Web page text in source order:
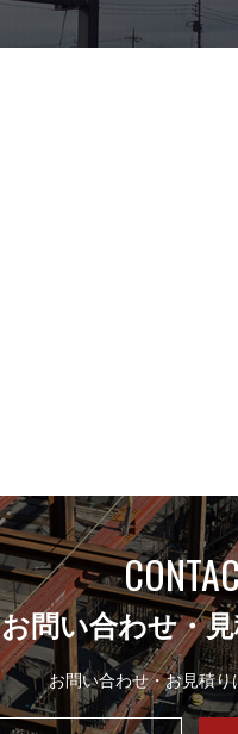
お問い合わせ・
お問い合わせ・お見積り